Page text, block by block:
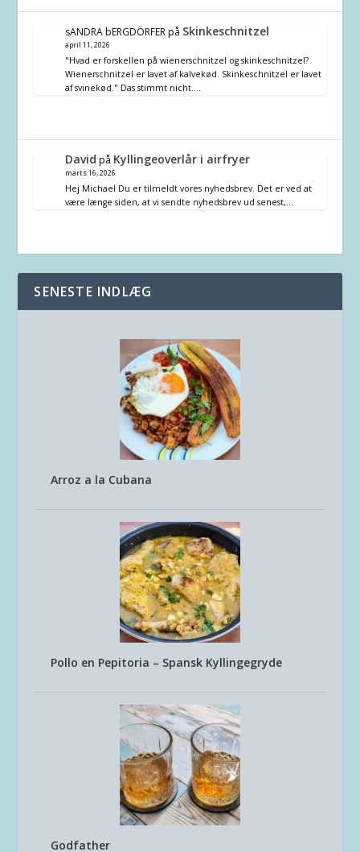
sANDRA bERGDÖRFERpå Skinkeschnitzel
april 11, 2026
"Hvad er forskellen på wienerschnitzel og skinkeschnitzel?
Wienerschnitzel er lavet af kalvekød. Skinkeschnitzel er lavet
af svinekød." Das stimmt nicht.…
David på Kyllingeoverlår i airfryer
marts 16, 2026
Hej Michael Du er tilmeldt vores nyhedsbrev. Det er ved at
være længe siden, at vi sendte nyhedsbrev ud senest,…
SENESTE INDLÆG
Arroz a la Cubana
Pollo en Pepitoria – Spansk Kyllingegryde
Godfather